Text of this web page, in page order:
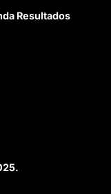
Resultados